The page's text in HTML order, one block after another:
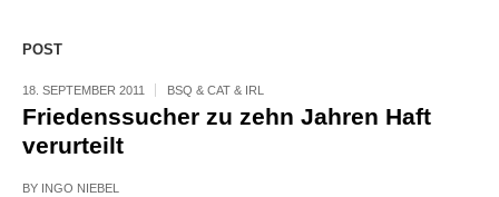
POST
18. SEPTEMBER 2011 BSQ & CAT & IRL
Friedenssucher zu zehn Jahren Haft
verurteilt
BY INGO NIEBEL